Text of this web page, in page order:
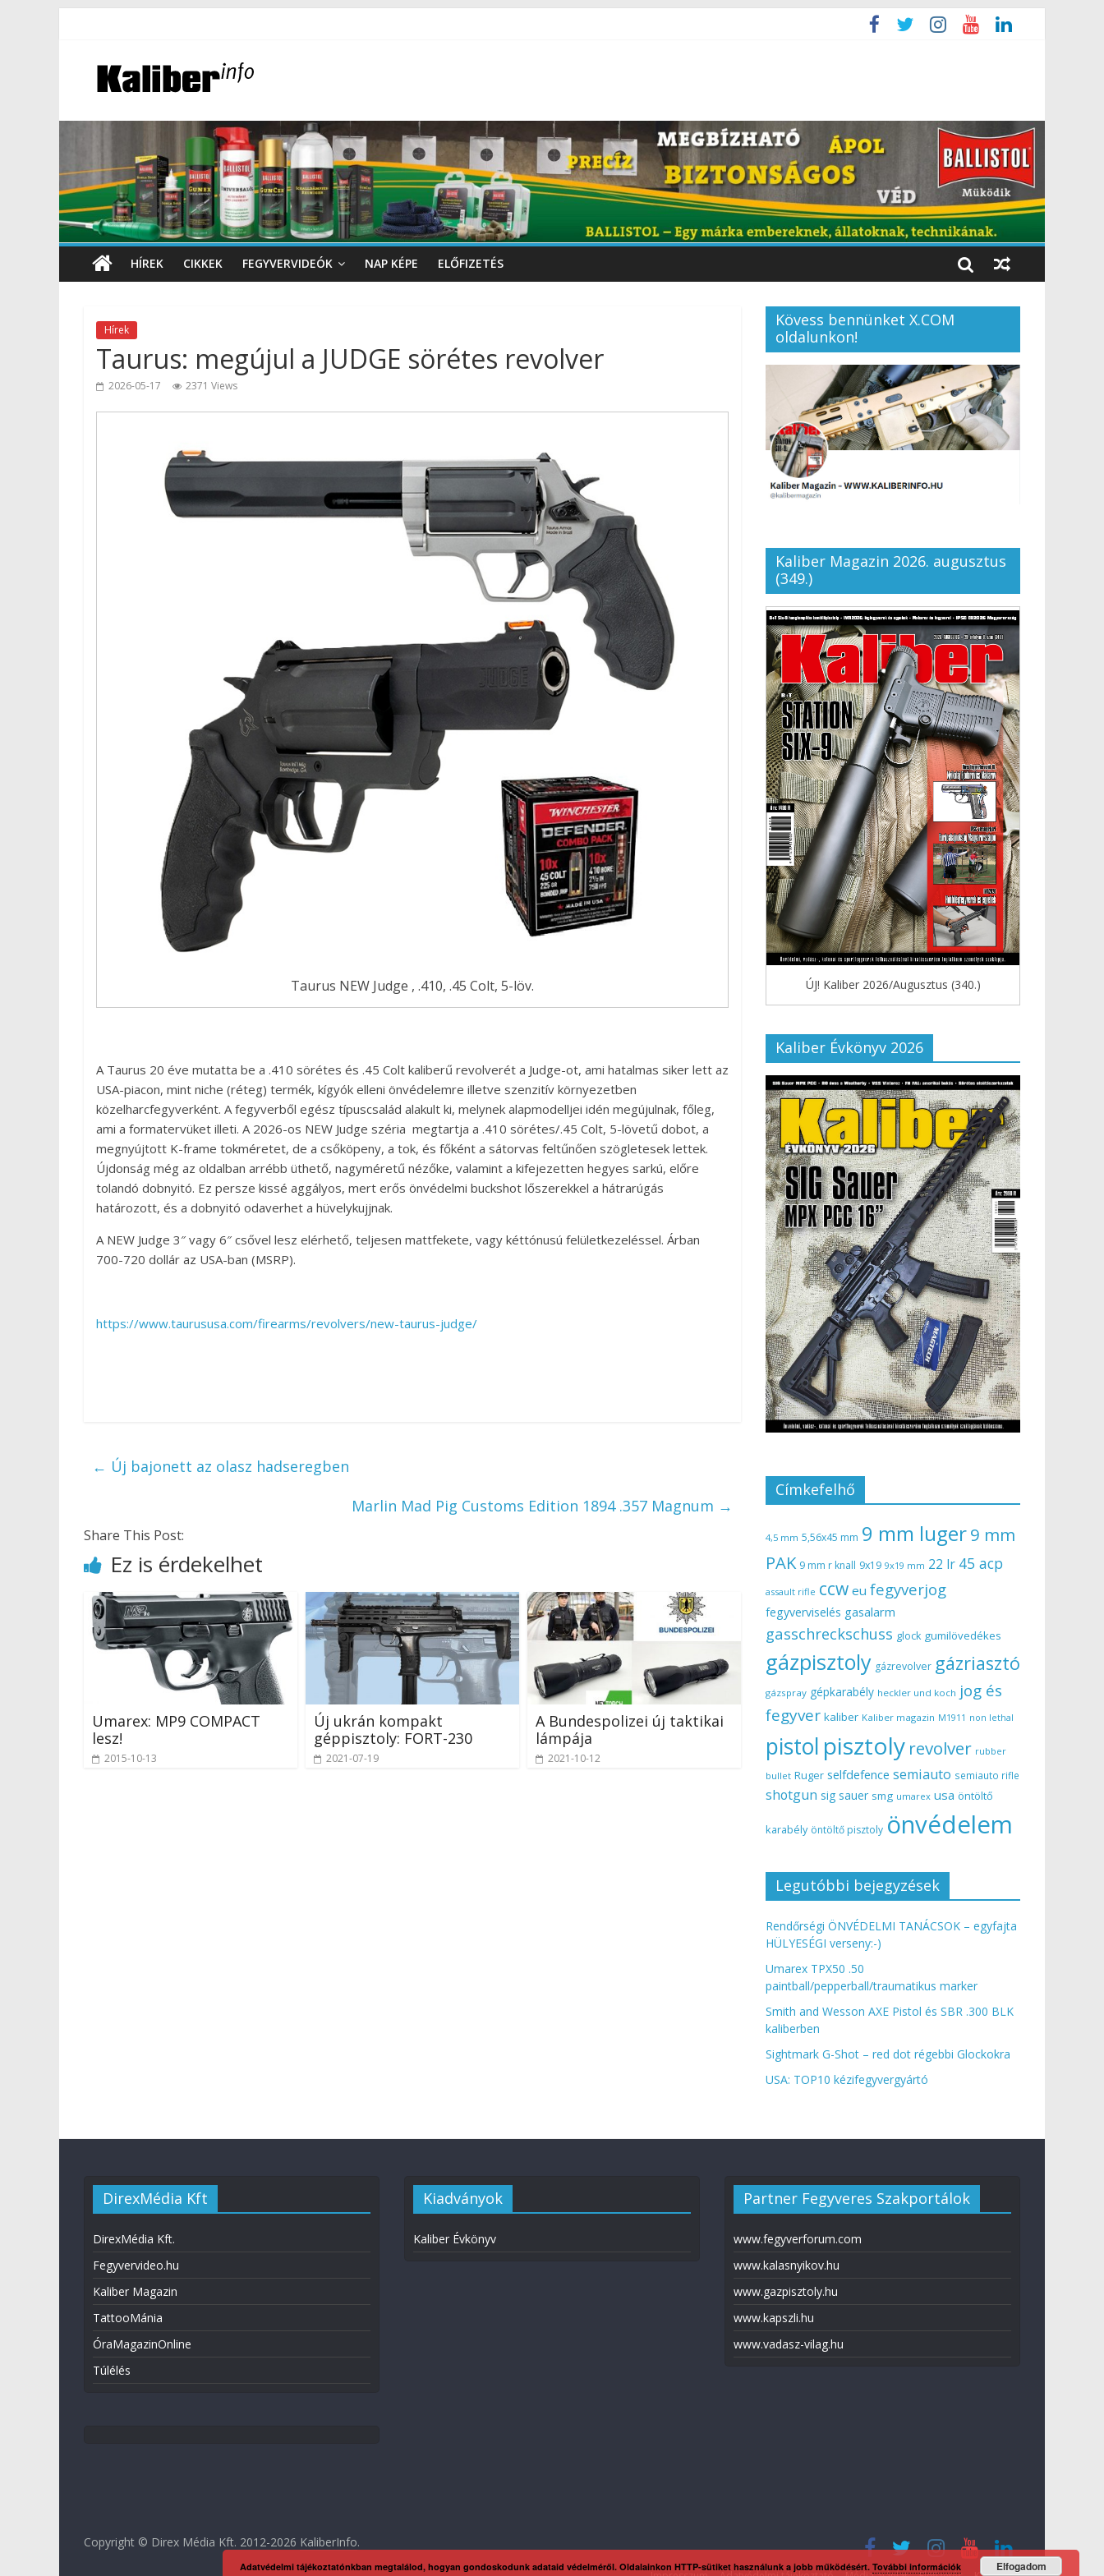
HÍREK CIKKEK FEGYVERVIDEÓK NAP KÉPE ELŐFIZETÉS
Hírek
Taurus: megújul a JUDGE sörétes revolver
2026-05-17 2371 Views
Taurus NEW Judge , .410, .45 Colt, 5-löv.
A Taurus 20 éve mutatta be a .410 sörétes és .45 Colt kaliberű revolverét a Judge-ot, ami hatalmas siker lett az
USA-piacon, mint niche (réteg) termék, kígyók elleni önvédelemre illetve szenzitív környezetben
közelharcfegyverként. A fegyverből egész típuscsalád alakult ki, melynek alapmodelljei idén megújulnak, főleg,
ami a formatervüket illeti. A 2026-os NEW Judge széria megtartja a .410 sörétes/.45 Colt, 5-lövetű dobot, a
megnyújtott K-frame tokméretet, de a csőköpeny, a tok, és főként a sátorvas feltűnően szögletesek lettek.
Újdonság még az oldalban arrébb üthető, nagyméretű nézőke, valamint a kifejezetten hegyes sarkú, előre
tolandó dobnyitó. Ez persze kissé aggályos, mert erős önvédelmi buckshot lőszerekkel a hátrarúgás
határozott, és a dobnyitó odaverhet a hüvelykujjnak.
A NEW Judge 3″ vagy 6″ csővel lesz elérhető, teljesen mattfekete, vagy kéttónusú felületkezeléssel. Árban
700-720 dollár az USA-ban (MSRP).
https://www.taurususa.com/firearms/revolvers/new-taurus-judge/
← Új bajonett az olasz hadseregben
Marlin Mad Pig Customs Edition 1894 .357 Magnum →
Share This Post:
Ez is érdekelhet
Umarex: MP9 COMPACT
lesz!
2015-10-13
Új ukrán kompakt
géppisztoly: FORT-230
2021-07-19
A Bundespolizei új taktikai
lámpája
2021-10-12
Kövess bennünket X.COM
oldalunkon!
Kaliber Magazin 2026. augusztus
(349.)
ÚJ! Kaliber 2026/Augusztus (340.)
Kaliber Évkönyv 2026
Címkefelhő
4,5 mm 5,56x45 mm 9 mm luger9 mm
PAK 9 mm r knall 9x19 9x19 mm 22 lr 45 acp
assault rifle ccw eu fegyverjog
fegyverviselés gasalarm
gasschreckschuss glock gumilövedékes
gázpisztoly gázrevolver gázriasztó
gázspray gépkarabély heckler und koch jog és
fegyver kaliber Kaliber magazin M1911 non lethal
pistol pisztoly revolver rubber
bullet Ruger selfdefence semiauto semiauto rifle
shotgun sig sauer smg umarex usa öntöltő
karabély öntöltő pisztoly önvédelem
Legutóbbi bejegyzések
Rendőrségi ÖNVÉDELMI TANÁCSOK – egyfajta
HÜLYESÉGI verseny:-)
Umarex TPX50 .50
paintball/pepperball/traumatikus marker
Smith and Wesson AXE Pistol és SBR .300 BLK
kaliberben
Sightmark G-Shot – red dot régebbi Glockokra
USA: TOP10 kézifegyvergyártó
DirexMédia Kft
DirexMédia Kft.
Fegyvervideo.hu
Kaliber Magazin
TattooMánia
ÓraMagazinOnline
Túlélés
Kiadványok
Kaliber Évkönyv
Partner Fegyveres Szakportálok
www.fegyverforum.com
www.kalasnyikov.hu
www.gazpisztoly.hu
www.kapszli.hu
www.vadasz-vilag.hu
Copyright © Direx Média Kft. 2012-2026 KaliberInfo.
Adatvédelmi tájékoztatónkban megtalálod, hogyan gondoskodunk adataid védelméről. Oldalainkon HTTP-sütiket használunk a jobb működésért. További információk Elfogadom